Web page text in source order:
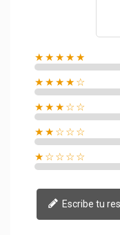
★★★★★
★★★★☆
★★★☆☆
★★☆☆☆
★☆☆☆☆
Escribe tu